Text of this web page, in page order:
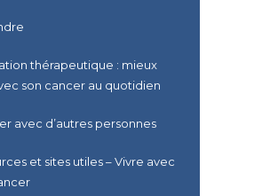
thérapeutique : mieux
son cancer au quotidien
avec d’autres personnes
et sites utiles – Vivre avec